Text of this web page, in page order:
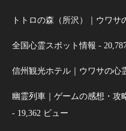
トトロの森（所沢）｜ウワサ
全国心霊スポット情報 -
信州観光ホテル｜ウワサの心
幽霊列車｜ゲームの感想・攻
- 19,362 ビュー